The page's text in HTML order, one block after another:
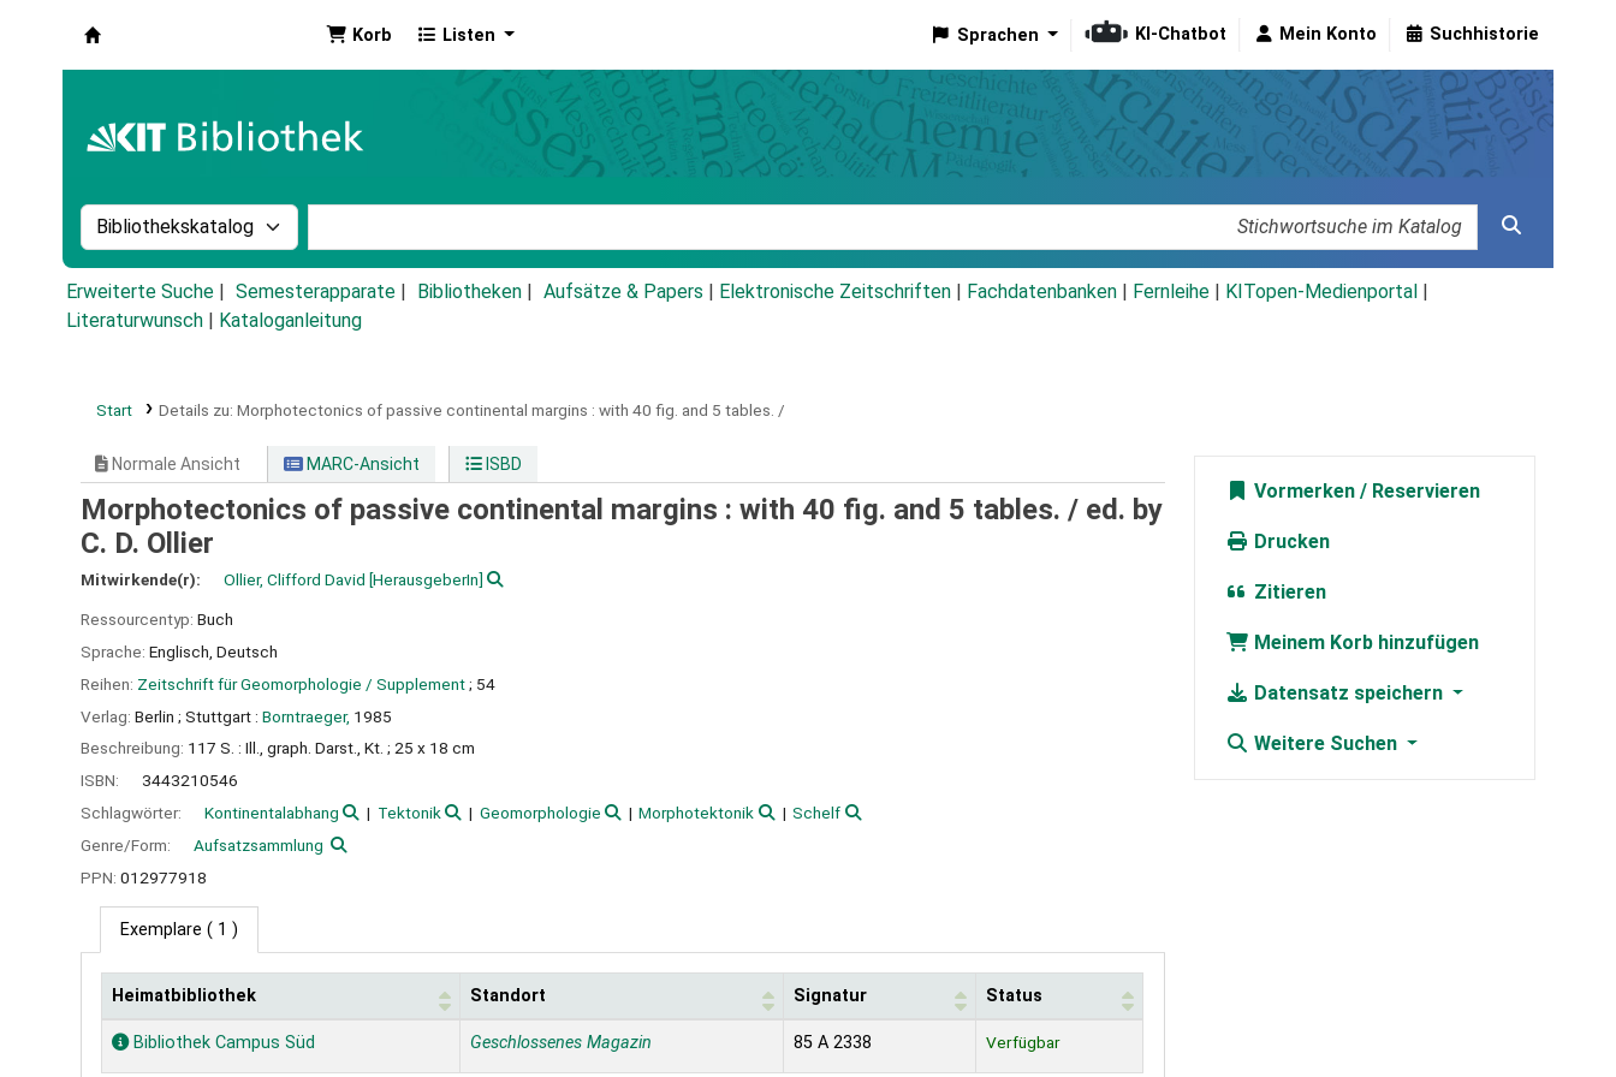
Korb Listen Sprachen KI-Chatbot Mein Konto Suchhistorie
Suche im Katalog nach:
Erweiterte Suche Semesterapparate Bibliotheken Aufsätze & Papers Elektronische Zeitschriften Fachdatenbanken Fernleihe KITopen-Medienportal
Literaturwunsch
Kataloganleitung
Start Details zu: Morphotectonics of passive continental margins : with 40 fig. and 5 tables. /
Normale Ansicht MARC-Ansicht ISBD
Morphotectonics of passive continental margins : with 40 fig. and 5 tables. / ed. by
C. D. Ollier
Mitwirkende(r): Ollier, Clifford David [HerausgeberIn]
Ressourcentyp: Buch
Sprache: Englisch Deutsch
Reihen: Zeitschrift für Geomorphologie / Supplement; 54
Verlag: Berlin ; Stuttgart : Borntraeger, 1985
Beschreibung: 117 S. : Ill., graph. Darst., Kt. ; 25 x 18 cm
ISBN:
3443210546
Schlagwörter:
Kontinentalabhang Tektonik Geomorphologie Morphotektonik
Schelf
Genre/Form:
Aufsatzsammlung
PPN: 012977918
Exemplare ( 1 )
Exemplare
Heimatbibliothek Standort Signatur Status
Bibliothek Campus Süd Geschlossenes Magazin 85 A 2338 Verfügbar
Vormerken
Drucken
Zitieren
Meinem Korb hinzufügen
Datensatz speichern
Weitere Suchen